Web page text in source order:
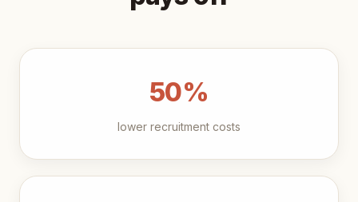
50%
lower recruitment costs